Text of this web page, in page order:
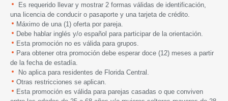
Es requerido llevar y mostrar 2 formas válidas de identificación,
una licencia de conducir o pasaporte y una tarjeta de crédito.
Máximo de una (1) oferta por pareja.
Debe hablar inglés y/o español para participar de la orientación.
Esta promoción no es válida para grupos.
Para obtener otra promoción debe esperar doce (12) meses a partir
de la fecha de estadía.
No aplica para residentes de Florida Central.
Otras restricciones se aplican.
Esta promoción es válida para parejas casadas o que conviven